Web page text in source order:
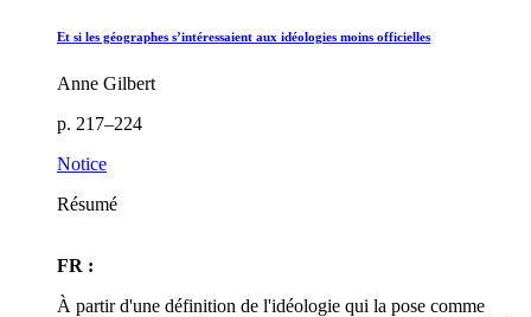
Et si les géographes s’intéressaient aux idéologies moins officielles
Anne Gilbert
p. 217–224
Notice
Résumé
FR :
À partir d'une définition de l'idéologie qui la pose comme